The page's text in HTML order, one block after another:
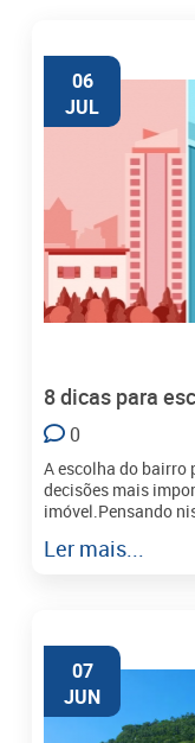
06
JUL
8 dicas para
0
A escolha do bairro
decisões mais
imóvel.Pensando
Ler mais...
07
JUN